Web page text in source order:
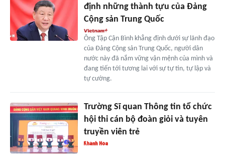
định những thành tựu của Đảng
Cộng sản Trung Quốc
Ông Tập Cận Bình khẳng định dưới sự lãnh đạo
của Đảng Cộng sản Trung Quốc, người dân
nước này đã nắm vững vận mệnh của mình và
đang tiến tới tương lai với sự tự tin, tự lập và
tự cường.
Trường Sĩ quan Thông tin tổ chức
hội thi cán bộ đoàn giỏi và tuyên
truyền viên trẻ